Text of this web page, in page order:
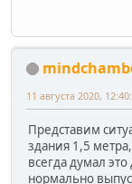
11 августа 2020,
Представим
здания 1,5
всегда думал
нормально